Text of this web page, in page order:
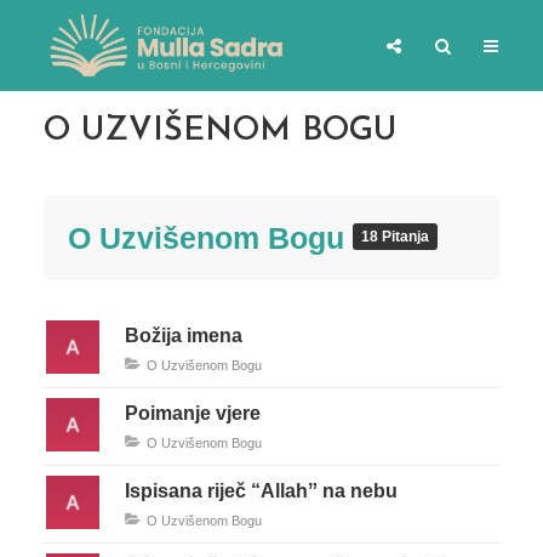
O UZVIŠENOM BOGU
O Uzvišenom Bogu 18 Pitanja
Božija imena
O Uzvišenom Bogu
Poimanje vjere
O Uzvišenom Bogu
Ispisana riječ “Allahˮ na nebu
O Uzvišenom Bogu